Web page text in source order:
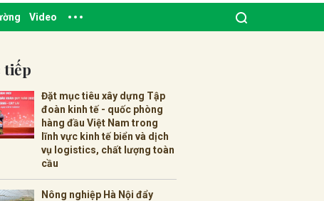
Video
tiếp
Đặt mục tiêu xây dựng Tập
đoàn kinh tế - quốc phòng
hàng đầu Việt Nam trong
lĩnh vực kinh tế biển và dịch
vụ logistics, chất lượng toàn
cầu
Nông nghiệp Hà Nội đẩy